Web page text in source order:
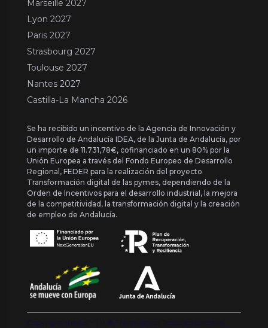
Marseille 2027
Lyon 2027
Paris 2027
Strasbourg 2027
Toulouse 2027
Nantes 2027
Castilla-La Mancha 2026
Se ha recibido un incentivo de la Agencia de Innovación y
Desarrollo de Andalucía IDEA, de la Junta de Andalucía, por
un importe de 11.731,78€, cofinanciado en un 80% por la
Unión Europea a través del Fondo Europeo de Desarrollo
Regional, FEDER para la realización del proyecto
Transformación digital de las pymes, dependiendo de la
Orden de Incentivos para el desarrollo industrial, la mejora
de la competitividad, la transformación digital y la creación
de empleo de Andalucía.
Copyright {{ date('Y') }} ® Franquishop. Todos los derechos